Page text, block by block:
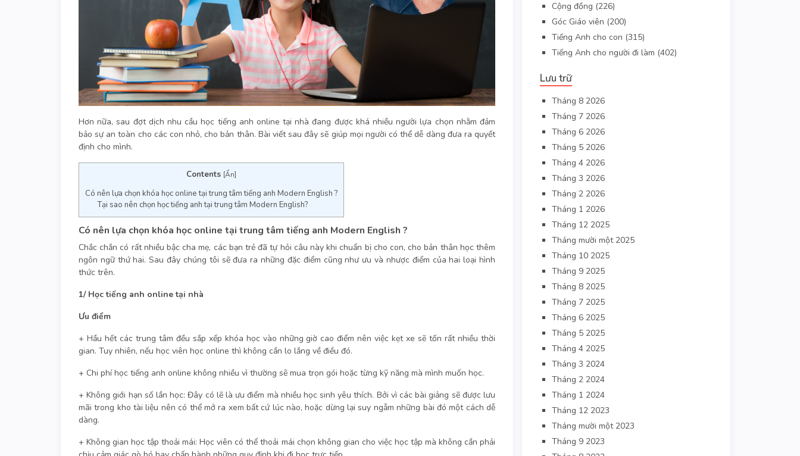
Hơn nữa, sau đợt dịch nhu cầu học tiếng anh online tại nhà đang được khá nhiều người lựa chọn nhằm đảm
bảo sự an toàn cho các con nhỏ, cho bản thân. Bài viết sau đây sẽ giúp mọi người có thể dễ dàng đưa ra quyết
định cho mình.
Contents [Ẩn]
Có nên lựa chọn khóa học online tại trung tâm tiếng anh Modern English ?
Tại sao nên chọn học tiếng anh tại trung tâm Modern English?
Có nên lựa chọn khóa học online tại trung tâm tiếng anh Modern English ?
Chắc chắn có rất nhiều bậc cha mẹ, các bạn trẻ đã tự hỏi câu này khi chuẩn bị cho con, cho bản thân học thêm
ngôn ngữ thứ hai. Sau đây chúng tôi sẽ đưa ra những đặc điểm cũng như ưu và nhược điểm của hai loại hình
thức trên.
1/ Học tiếng anh online tại nhà
Ưu điểm
+ Hầu hết các trung tâm đều sắp xếp khóa học vào những giờ cao điểm nên việc kẹt xe sẽ tốn rất nhiều thời
gian. Tuy nhiên, nếu học viên học online thì không cần lo lắng về điều đó.
+ Chi phí học tiếng anh online không nhiều vì thường sẽ mua trọn gói hoặc từng kỹ năng mà mình muốn học.
+ Không giới hạn số lần học: Đây có lẽ là ưu điểm mà nhiều học sinh yêu thích. Bởi vì các bài giảng sẽ được lưu
mãi trong kho tài liệu nên có thể mở ra xem bất cứ lúc nào, hoặc dừng lại suy ngẫm những bài đó một cách dễ
dàng.
+ Không gian học tập thoải mái: Học viên có thể thoải mái chọn không gian cho việc học tập mà không cần phải
Cộng đồng (226)
Góc Giáo viên (200)
Tiếng Anh cho con (315)
Tiếng Anh cho người đi làm (402)
Lưu trữ
Tháng 8 2026
Tháng 7 2026
Tháng 6 2026
Tháng 5 2026
Tháng 4 2026
Tháng 3 2026
Tháng 2 2026
Tháng 1 2026
Tháng 12 2025
Tháng mười một 2025
Tháng 10 2025
Tháng 9 2025
Tháng 8 2025
Tháng 7 2025
Tháng 6 2025
Tháng 5 2025
Tháng 4 2025
Tháng 3 2024
Tháng 2 2024
Tháng 1 2024
Tháng 12 2023
Tháng mười một 2023
Tháng 9 2023